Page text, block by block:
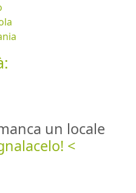
un locale
<